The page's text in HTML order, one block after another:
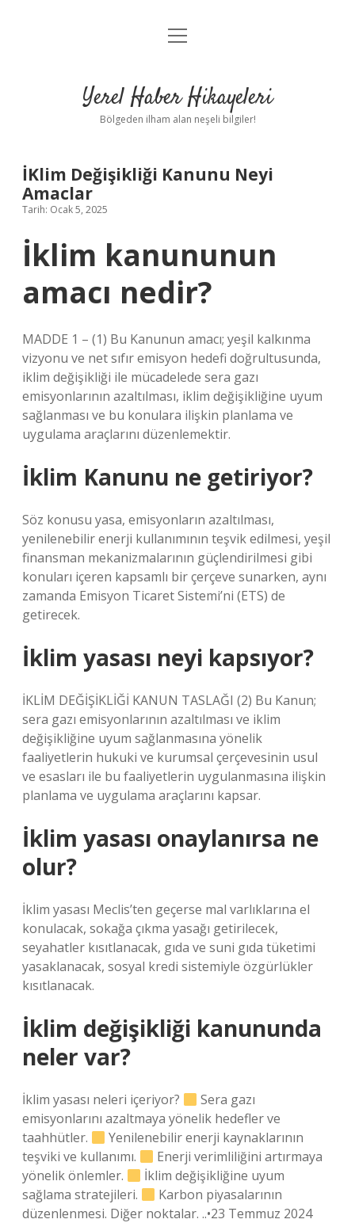
Anasayfa
Yasal Uyarı
menüyü
Yerel Haber Hikayeleri
Bölgeden ilham alan neşeli bilgiler!
İKlim Değişikliği Kanunu Neyi
Amaclar
Tarih: Ocak 5, 2025
İklim kanununun
amacı nedir?
MADDE 1 – (1) Bu Kanunun amacı; yeşil kalkınma
vizyonu ve net sıfır emisyon hedefi doğrultusunda,
iklim değişikliği ile mücadelede sera gazı
emisyonlarının azaltılması, iklim değişikliğine uyum
sağlanması ve bu konulara ilişkin planlama ve
uygulama araçlarını düzenlemektir.
İklim Kanunu ne getiriyor?
Söz konusu yasa, emisyonların azaltılması,
yenilenebilir enerji kullanımının teşvik edilmesi, yeşil
finansman mekanizmalarının güçlendirilmesi gibi
konuları içeren kapsamlı bir çerçeve sunarken, aynı
zamanda Emisyon Ticaret Sistemi’ni (ETS) de
getirecek.
İklim yasası neyi kapsıyor?
İKLİM DEĞİŞİKLİĞİ KANUN TASLAĞI (2) Bu Kanun;
sera gazı emisyonlarının azaltılması ve iklim
değişikliğine uyum sağlanmasına yönelik
faaliyetlerin hukuki ve kurumsal çerçevesinin usul
ve esasları ile bu faaliyetlerin uygulanmasına ilişkin
planlama ve uygulama araçlarını kapsar.
İklim yasası onaylanırsa ne
olur?
İklim yasası Meclis’ten geçerse mal varlıklarına el
konulacak, sokağa çıkma yasağı getirilecek,
seyahatler kısıtlanacak, gıda ve suni gıda tüketimi
yasaklanacak, sosyal kredi sistemiyle özgürlükler
kısıtlanacak.
İklim değişikliği kanununda
neler var?
İklim yasası neleri içeriyor?
Sera gazı
emisyonlarını azaltmaya yönelik hedefler ve
taahhütler.
Yenilenebilir enerji kaynaklarının
teşviki ve kullanımı.
Enerji verimliliğini artırmaya
yönelik önlemler.
İklim değişikliğine uyum
sağlama stratejileri.
Karbon piyasalarının
düzenlenmesi. Diğer noktalar. ..•23 Temmuz 2024